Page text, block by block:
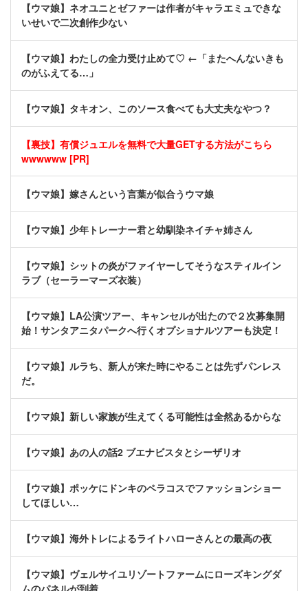
【ウマ娘】ネオユニとゼファーは作者がキャラエミュできな
いせいで二次創作少ない
【ウマ娘】わたしの全力受け止めて♡ ←「またへんないきも
のがふえてる…」
【ウマ娘】タキオン、このソース食べても大丈夫なやつ？
【裏技】有償ジュエルを無料で大量GETする方法がこちら
wwwwww [PR]
【ウマ娘】嫁さんという言葉が似合うウマ娘
【ウマ娘】少年トレーナー君と幼馴染ネイチャ姉さん
【ウマ娘】シットの炎がファイヤーしてそうなスティルイン
ラブ（セーラーマーズ衣装）
【ウマ娘】LA公演ツアー、キャンセルが出たので２次募集開
始！サンタアニタパークへ行くオプショナルツアーも決定！
【ウマ娘】ルラち、新人が来た時にやることは先ずパンレス
だ。
【ウマ娘】新しい家族が生えてくる可能性は全然あるからな
【ウマ娘】あの人の話2 ブエナビスタとシーザリオ
【ウマ娘】ポッケにドンキのペラコスでファッションショー
してほしい…
【ウマ娘】海外トレによるライトハローさんとの最高の夜
【ウマ娘】ヴェルサイユリゾートファームにローズキングダ